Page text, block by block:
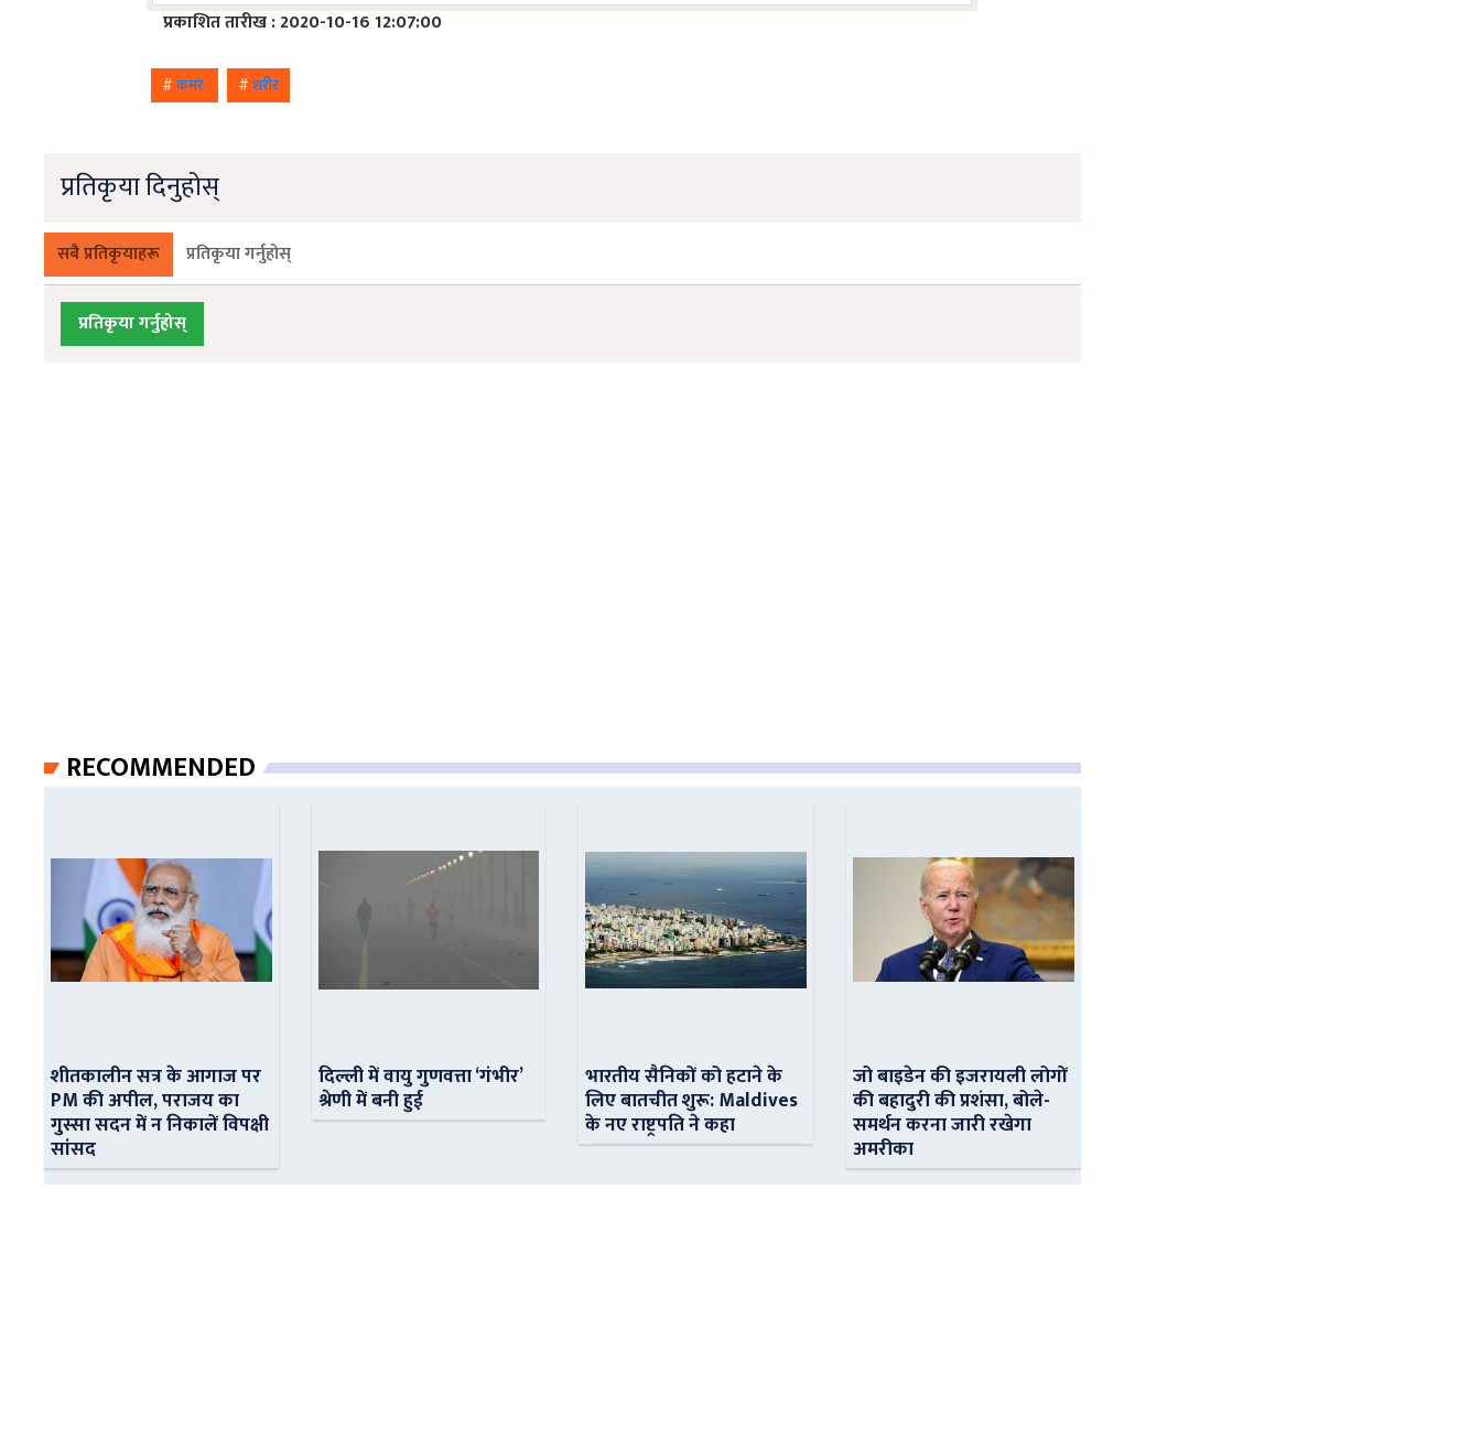
प्रकाशित तारीख : 2020-10-16 12:07:00
#कमर #शरीर
प्रतिकृया दिनुहोस्
सबै प्रतिकृयाहरू प्रतिकृया गर्नुहोस्
प्रतिकृया गर्नुहोस्
RECOMMENDED
शीतकालीन सत्र के आगाज पर
PM की अपील, पराजय का
गुस्सा सदन में न निकालें विपक्षी
सांसद
दिल्ली में वायु गुणवत्ता ‘गंभीर’
श्रेणी में बनी हुई
भारतीय सैनिकों को हटाने के
लिए बातचीत शुरू: Maldives
के नए राष्ट्रपति ने कहा
जो बाइडेन की इजरायली लोगों
की बहादुरी की प्रशंसा, बोले-
समर्थन करना जारी रखेगा
अमरीका